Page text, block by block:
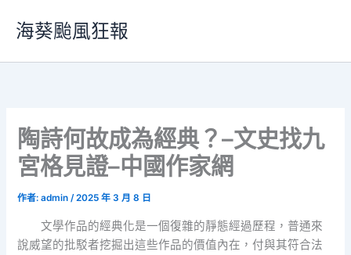
要
海葵颱風狂報
陶詩何故成為經典？–文史找九
宮格見證–中國作家網
作者:admin/2025 年 3 月 8 日
文學作品的經典化是一個復雜的靜態經過歷程，普通來
說威望的批駁者挖掘出這些作品的價值內在，付與其符合法